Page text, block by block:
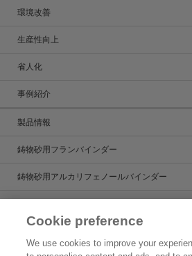
環境改善
生産性向上
省人化
事例紹介
製品情報
鋳物砂用フランバインダー
鋳物砂用アルカリフェノールバインダー
Cookie preference
We use cookies to improve your